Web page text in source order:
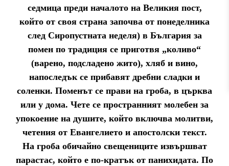
седмица преди началото на Великия пост,
който от своя страна започва от понеделника
след Сиропустната неделя) в България за
помен по традиция се приготвя „коливо“
(варено, подсладено жито), хляб и вино,
напоследък се прибавят дребни сладки и
соленки. Поменът се прави на гроба, в църква
или у дома. Чете се пространният молебен за
упокоение на душите, който включва молитви,
четения от Евангелието и апостолски текст.
На гроба обичайно свещениците извършват
парастас, който е по-кратък от панихидата. По